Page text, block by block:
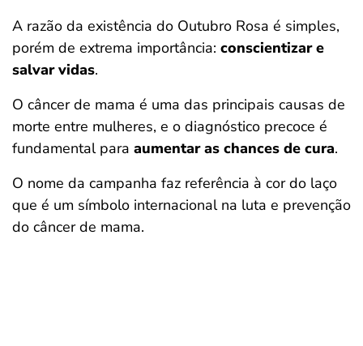
A razão da existência do Outubro Rosa é simples,
porém de extrema importância: conscientizar e
salvar vidas.
O câncer de mama é uma das principais causas de
morte entre mulheres, e o diagnóstico precoce é
fundamental para aumentar as chances de cura.
O nome da campanha faz referência à cor do laço
que é um símbolo internacional na luta e prevenção
do câncer de mama.